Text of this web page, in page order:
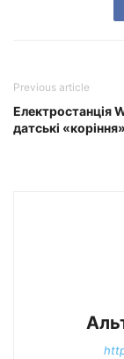
Previous article
Електростанція
датські